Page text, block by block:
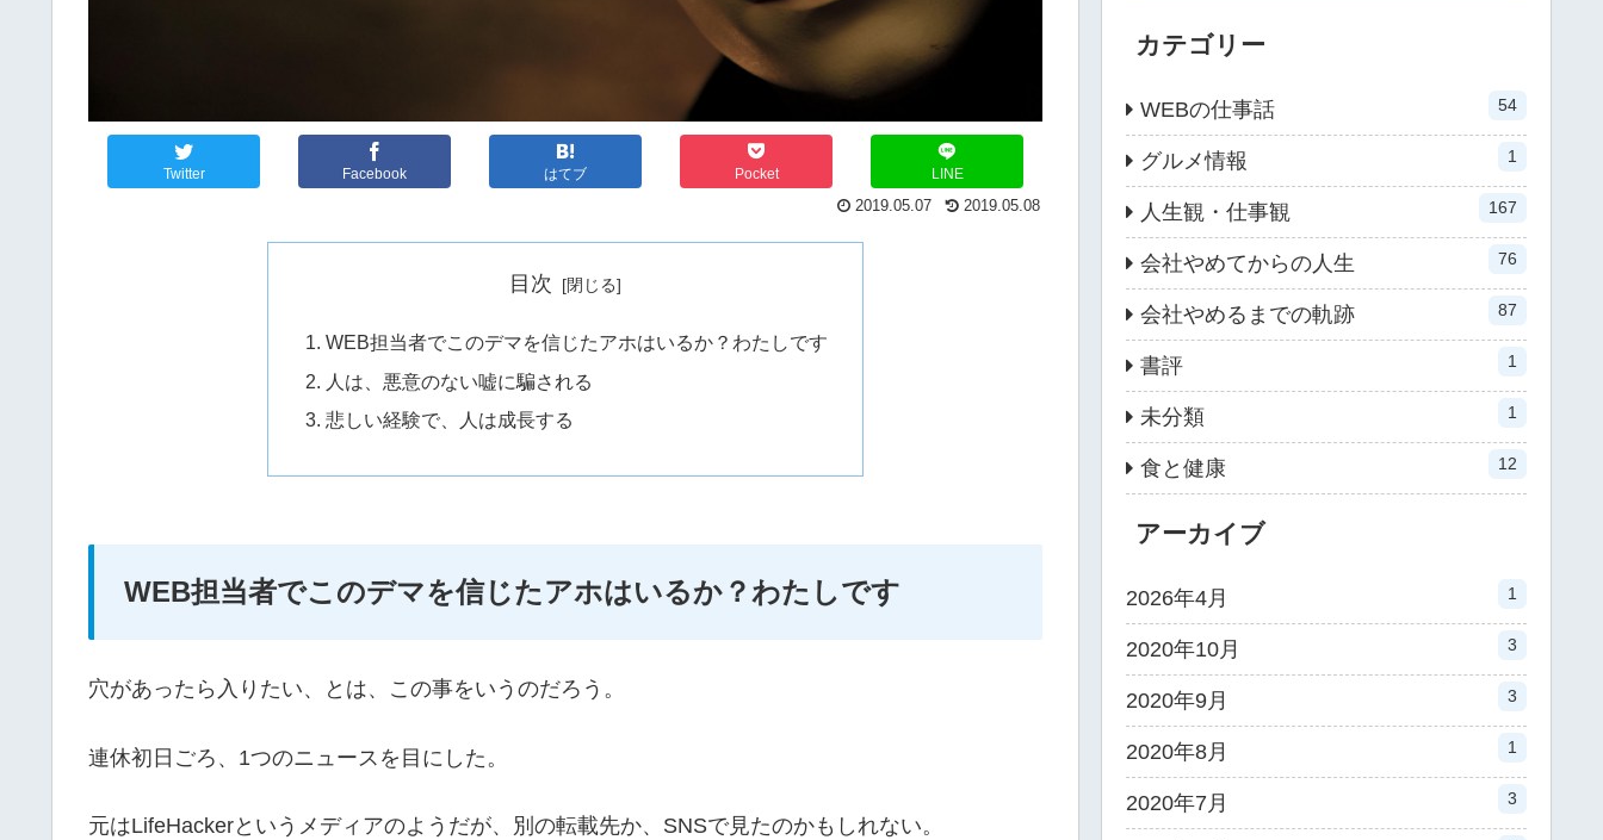
Twitter Facebook はてブ Pocket
LINE
2019.05.08
2019.05.07
目次
WEB担当者でこのデマを信じたアホはいるか？わたしです
人は、悪意のない嘘に騙される
悲しい経験で、人は成長する
WEB担当者でこのデマを信じたアホはいるか？わたしです
穴があったら入りたい、とは、この事をいうのだろう。
連休初日ごろ、1つのニュースを目にした。
元はLifeHackerというメディアのようだが、別の転載先か、SNSで見たのかもしれない。
カテゴリー
WEBの仕事話 54
グルメ情報 1
人生観・仕事観 167
会社やめてからの人生 76
会社やめるまでの軌跡 87
書評 1
未分類 1
食と健康 12
アーカイブ
2026年4月 1
2020年10月 3
2020年9月 3
2020年8月 1
2020年7月 3